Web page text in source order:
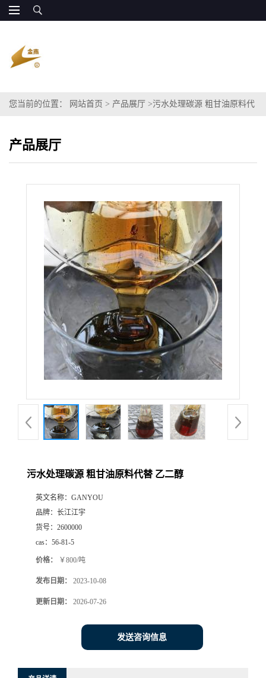
您当前的位置： 网站首页 > 产品展厅 >污水处理碳源 粗甘油原料代
产品展厅
污水处理碳源 粗甘油原料代替 乙二醇
英文名称： GANYOU
品牌： 长江江宇
货号： 2600000
cas： 56-81-5
价格： ￥800/吨
发布日期： 2023-10-08
更新日期： 2026-07-26
发送咨询信息